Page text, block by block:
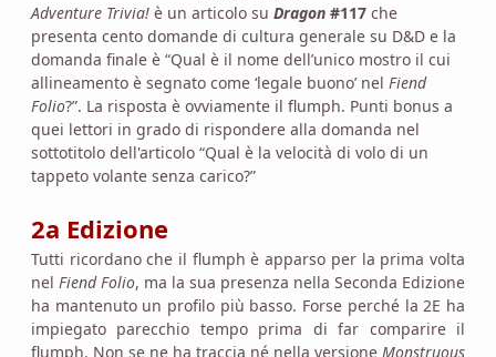
Adventure Trivia! è un articolo su Dragon #117 che
presenta cento domande di cultura generale su D&D e la
domanda finale è “Qual è il nome dell’unico mostro il cui
allineamento è segnato come ‘legale buono’ nel Fiend
Folio?”. La risposta è ovviamente il flumph. Punti bonus a
quei lettori in grado di rispondere alla domanda nel
sottotitolo dell'articolo “Qual è la velocità di volo di un
tappeto volante senza carico?”
2a Edizione
Tutti ricordano che il flumph è apparso per la prima volta
nel Fiend Folio, ma la sua presenza nella Seconda Edizione
ha mantenuto un profilo più basso. Forse perché la 2E ha
impiegato parecchio tempo prima di far comparire il
flumph. Non se ne ha traccia né nella versione Monstruous